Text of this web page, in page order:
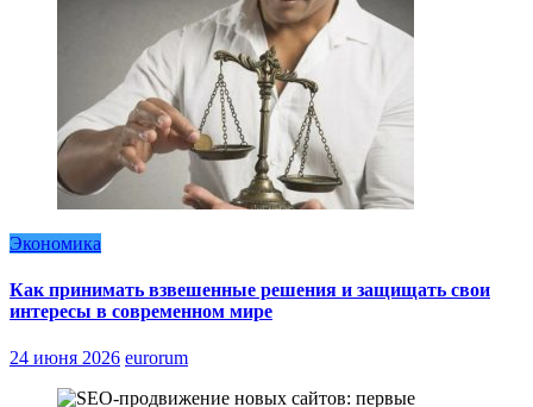
Экономика
Как принимать взвешенные решения и защищать свои
интересы в современном мире
24 июня 2026 eurorum